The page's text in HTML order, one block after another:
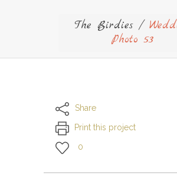
The Birdies/
Photo 53
Share
Print this project
0